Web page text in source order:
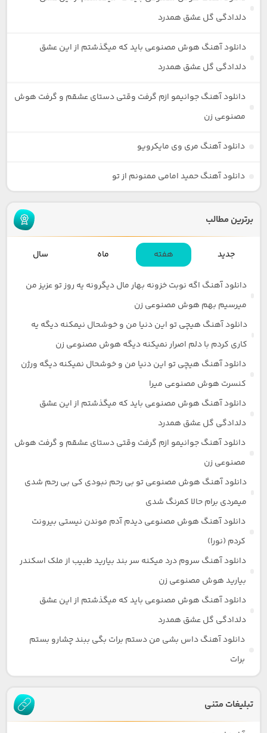
دلدادگی گل عشق همدرد
دانلود آهنگ هوش مصنوعی باید که میگذشتم از این عشق
دلدادگی گل عشق همدرد
دانلود آهنگ جوانیمو ازم گرفت وقتی دستای عشقم و گرفت هوش
مصنوعی زن
دانلود آهنگ مری وی مایکرویو
دانلود آهنگ حمید امامی ممنونم از تو
برترین مطالب
جدید هفته ماه سال
دانلود آهنگ اگه نوبت خزونه بهار مال دیگرونه یه روز تو عزیز من
میرسیم بهم هوش مصنوعی زن
دانلود آهنگ هیچی تو این دنیا من و خوشحال نیمکنه دیگه یه
کاری کردم با دلم اصرار نمیکنه دیگه هوش مصنوعی زن
دانلود آهنگ هیچی تو این دنیا من و خوشحال نمیکنه دیگه ورژن
کنسرت هوش مصنوعی میرا
دانلود آهنگ هوش مصنوعی باید که میگذشتم از این عشق
دلدادگی گل عشق همدرد
دانلود آهنگ جوانیمو ازم گرفت وقتی دستای عشقم و گرفت هوش
مصنوعی زن
دانلود آهنگ هوش مصنوعی تو بی رحم نبودی کی بی رحم شدی
میمردی برام حالا کمرنگ شدی
دانلود آهنگ هوش مصنوعی دیدم آدم موندن نیستی بیرونت
کردم (نورا)
دانلود آهنگ سروم درد میکنه سر بند بیارید طبیب از ملک اسکندر
بیارید هوش مصنوعی زن
دانلود آهنگ هوش مصنوعی باید که میگذشتم از این عشق
دلدادگی گل عشق همدرد
دانلود آهنگ داس بشی من دستم برات بگی ببند چشارو بستم
برات
تبلیغات متنی